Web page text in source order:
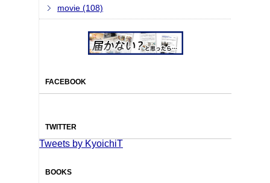
movie (108)
FACEBOOK
TWITTER
Tweets by KyoichiT
BOOKS